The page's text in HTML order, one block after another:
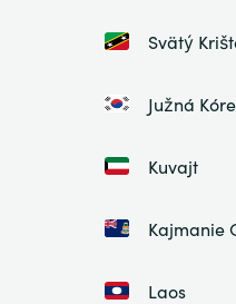
Svätý
Južná
Kuvajt
Kajmanie
Laos